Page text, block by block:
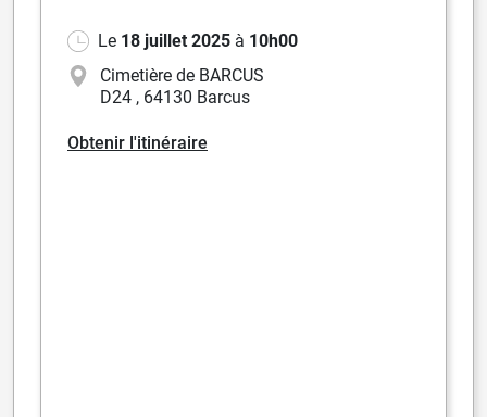
Le 18 juillet 2025 à 10h00
Cimetière de BARCUS
D24 , 64130 Barcus
Obtenir l'itinéraire